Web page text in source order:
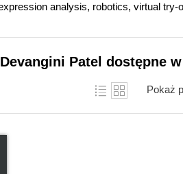
analysis, robotics, virtual
Patel dostępne
Pokaż